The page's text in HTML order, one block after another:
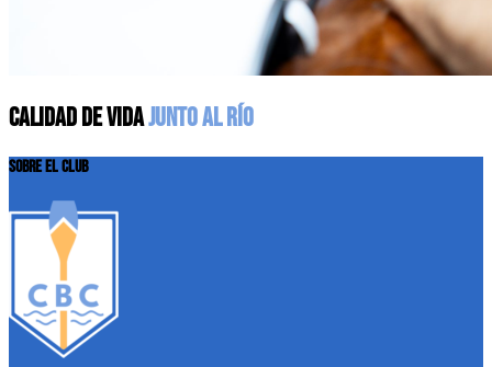
CALIDAD DE VIDAJUNTO AL RÍO
SOBRE EL CLUB